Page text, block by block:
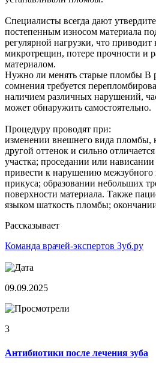
Специалисты всегда дают
постепенным износом материала
регулярной нагрузки, что
микротрещин, потере прочности и
материалом.
Нужно ли менять старые пломбы В
сомнения требуется
наличием различных нарушений,
может обнаружить самостоятельно.
Процедуру проводят при:
изменении внешнего вида пломбы,
другой оттенок и сильно
участка; проседании или
привести к нарушению межзубного
прикуса; образовании небольших
поверхности материала. Также
языком шаткость пломбы;
Рассказывает
Команда врачей-экспертов Зуб.ру
09.09.2025
3
Антибиотики после лечения зуба